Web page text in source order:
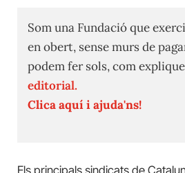
Som una Fundació que
en obert, sense murs de
podem fer sols, com
editorial.
Clica aquí i ajuda'ns!